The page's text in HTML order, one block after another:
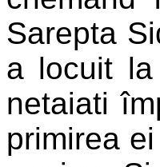
Sarepta
a locuit
netaiati
primirea